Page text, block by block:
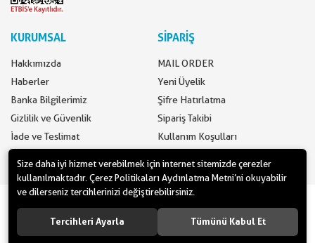
KURUMSAL
Hakkımızda
Haberler
Banka Bilgilerimiz
Gizlilik ve Güvenlik
İade ve Teslimat
SİPARİŞ
MAIL ORDER
Yeni Üyelik
Şifre Hatırlatma
Sipariş Takibi
Kullanım Koşulları
www.yilbasimalzemeleri.com - www.partidolu.com bir Pandoli Parti
Kuruluşudur. © 2018 Pandoli Parti Malzemeleri Tüm hakları saklıdır.
Size daha iyi hizmet verebilmek için internet sitemizde çerezler
kullanılmaktadır. Çerez Politikaları Aydınlatma Metni’ni okuyabilir
ve dilerseniz tercihlerinizi değiştirebilirsiniz.
Tercihleri Ayarla Tümünü Kabul Et